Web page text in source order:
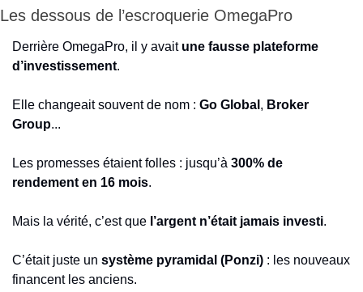
Les dessous de l’escroquerie OmegaPro
Derrière OmegaPro, il y avait une fausse plateforme
d’investissement.
Elle changeait souvent de nom : Go Global , Broker
Group...
Les promesses étaient folles : jusqu’à 300% de
rendement en 16 mois.
Mais la vérité, c’est que l’argent n’était jamais investi.
C’était juste un système pyramidal (Ponzi) : les nouveaux
financent les anciens.